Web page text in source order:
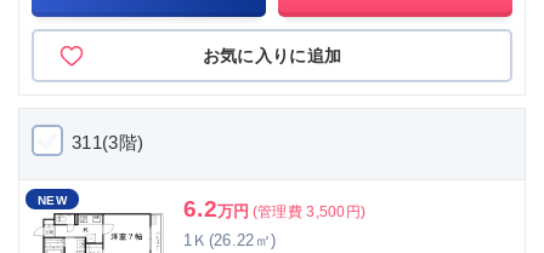
お気に入りに追加
311(3階)
NEW 6.2万円 (管理費 3,500円)
1Ｋ(26.22㎡)